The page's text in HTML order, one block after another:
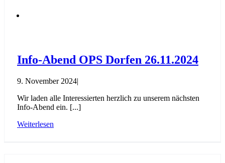
Info-Abend OPS Dorfen 26.11.2024
9. November 2024|
Wir laden alle Interessierten herzlich zu unserem nächsten
Info-Abend ein. [...]
Weiterlesen